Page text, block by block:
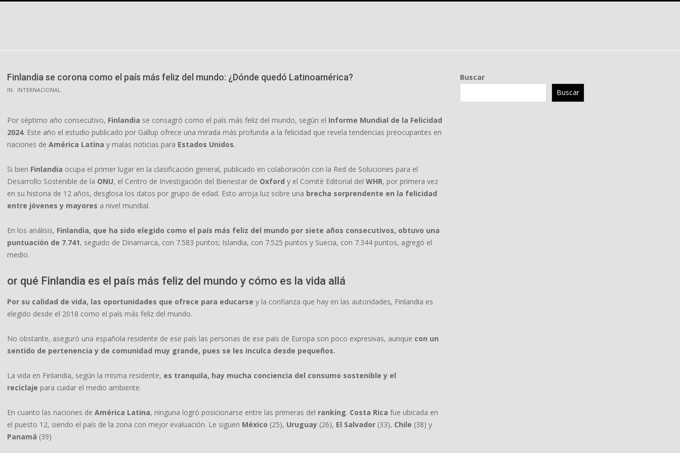
Finlandia se corona como el país más feliz del mundo: ¿Dónde quedó Latinoamérica?
IN: INTERNACIONAL
Por séptimo año consecutivo, Finlandia se consagró como el país más feliz del mundo, según el Informe Mundial de la Felicidad
2024. Este año el estudio publicado por Gallup ofrece una mirada más profunda a la felicidad que revela tendencias preocupantes en
naciones de América Latina y malas noticias para Estados Unidos.
Si bien Finlandia ocupa el primer lugar en la clasificación general, publicado en colaboración con la Red de Soluciones para el
Desarrollo Sostenible de la ONU, el Centro de Investigación del Bienestar de Oxford y el Comité Editorial del WHR, por primera vez
en su historia de 12 años, desglosa los datos por grupo de edad. Esto arroja luz sobre una brecha sorprendente en la felicidad
entre jóvenes y mayores a nivel mundial.
En los análisis, Finlandia, que ha sido elegido como el país más feliz del mundo por siete años consecutivos, obtuvo una
puntuación de 7.741, seguido de Dinamarca, con 7.583 puntos; Islandia, con 7.525 puntos y Suecia, con 7.344 puntos, agregó el
medio.
or qué Finlandia es el país más feliz del mundo y cómo es la vida allá
Por su calidad de vida, las oportunidades que ofrece para educarse y la confianza que hay en las autoridades, Finlandia es
elegido desde el 2018 como el país más feliz del mundo.
No obstante, aseguró una española residente de ese país las personas de ese país de Europa son poco expresivas, aunque con un
sentido de pertenencia y de comunidad muy grande, pues se les inculca desde pequeños.
La vida en Finlandia, según la misma residente, es tranquila, hay mucha conciencia del consumo sostenible y el
reciclaje para cuidar el medio ambiente.
En cuanto las naciones de América Latina, ninguna logró posicionarse entre las primeras del ranking. Costa Rica fue ubicada en
el puesto 12, siendo el país de la zona con mejor evaluación. Le siguen México (25), Uruguay (26), El Salvador (33), Chile (38) y
Panamá (39)
Buscar
Buscar